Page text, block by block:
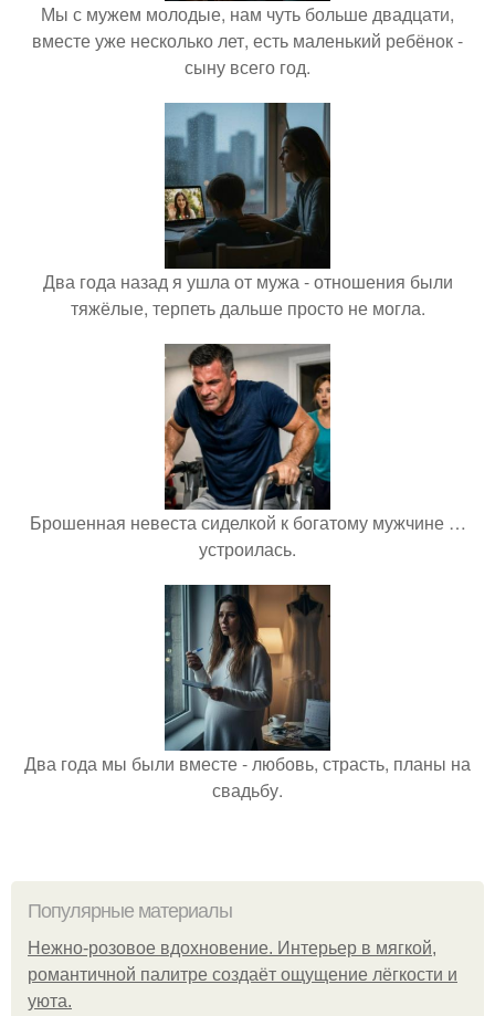
Мы с мужем молодые, нам чуть больше двадцати,
вместе уже несколько лет, есть маленький ребёнок -
сыну всего год.
Два года назад я ушла от мужа - отношения были
тяжёлые, терпеть дальше просто не могла.
Брошенная невеста сиделкой к богатому мужчине …
устроилась.
Два года мы были вместе - любовь, страсть, планы на
свадьбу.
Популярные материалы
Нежно-розовое вдохновение. Интерьер в мягкой,
романтичной палитре создаёт ощущение лёгкости и
уюта.